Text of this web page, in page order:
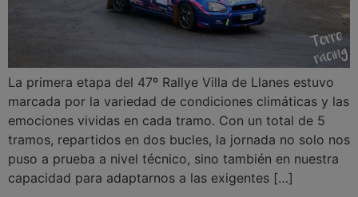
La primera etapa del 47º Rallye Villa de Llanes estuvo
marcada por la variedad de condiciones climáticas y las
emociones vividas en cada tramo. Con un total de 5
tramos, repartidos en dos bucles, la jornada no solo nos
puso a prueba a nivel técnico, sino también en nuestra
capacidad para adaptarnos a las exigentes […]